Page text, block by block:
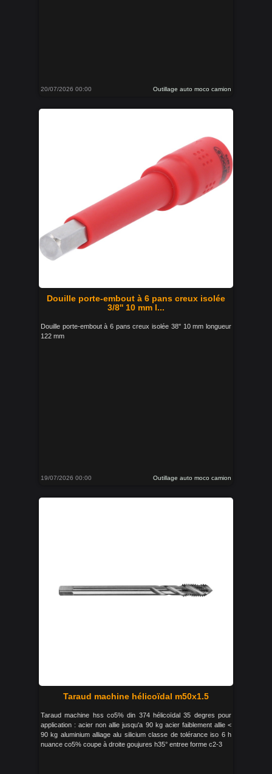
20/07/2026 00:00 Outillage auto moco camion
Douille porte-embout à 6 pans creux isolée
3/8'' 10 mm l...
Douille porte-embout à 6 pans creux isolée 38'' 10 mm longueur
122 mm
19/07/2026 00:00 Outillage auto moco camion
Taraud machine hélicoïdal m50x1.5
Taraud machine hss co5% din 374 hélicoïdal 35 degres pour
application : acier non allie jusqu'a 90 kg acier faiblement allie <
90 kg aluminium alliage alu silicium classe de tolérance iso 6 h
nuance co5% coupe à droite goujures h35° entree forme c2-3